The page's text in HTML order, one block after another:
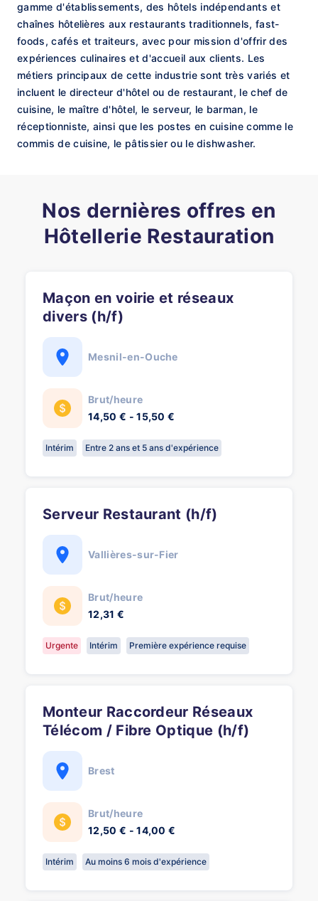
gamme d'établissements, des hôtels indépendants et
chaînes hôtelières aux restaurants traditionnels, fast-
foods, cafés et traiteurs, avec pour mission d'offrir des
expériences culinaires et d'accueil aux clients. Les
métiers principaux de cette industrie sont très variés et
incluent le directeur d'hôtel ou de restaurant, le chef de
cuisine, le maître d'hôtel, le serveur, le barman, le
réceptionniste, ainsi que les postes en cuisine comme le
commis de cuisine, le pâtissier ou le dishwasher.
Nos dernières offres en
Hôtellerie Restauration
Maçon en voirie et réseaux
divers (h/f)
Mesnil-en-Ouche
Brut/heure
14,50 € - 15,50 €
Intérim Entre 2 ans et 5 ans d'expérience
Serveur Restaurant (h/f)
Vallières-sur-Fier
Brut/heure
12,31 €
Urgente Intérim Première expérience requise
Monteur Raccordeur Réseaux
Télécom / Fibre Optique (h/f)
Brest
Brut/heure
12,50 € - 14,00 €
Intérim Au moins 6 mois d'expérience